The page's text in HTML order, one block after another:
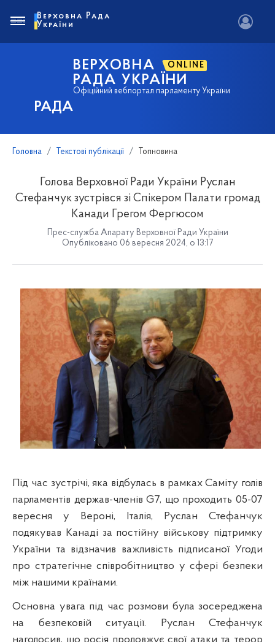
РАДА
ВЕРХОВНА ONLINE
РАДА УКРАЇНИ
Офіційний вебпортал парламенту України
Верховна Рада
України
Головна Текстові публікації Топновина
Голова Верховної Ради України Руслан
Стефанчук зустрівся зі Спікером Палати громад
Канади Грегом Фергюсом
Прес-служба Апарату Верховної Ради України
Опубліковано 06 вересня 2024, о 13:17
Під час зустрічі, яка відбулась в рамках Саміту голів
парламентів держав-членів G7, що проходить 05-07
вересня у Вероні, Італія, Руслан Стефанчук
подякував Канаді за постійну військову підтримку
України та відзначив важливість підписаної Угоди
про стратегічне співробітництво у сфері безпеки
між нашими країнами.
Основна увага під час розмови була зосереджена
на безпековій ситуації. Руслан Стефанчук